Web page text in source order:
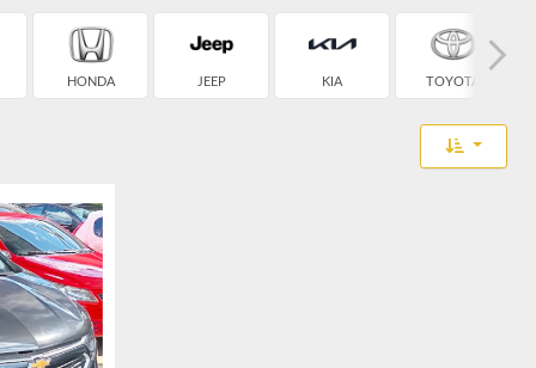
HONDA JEEP KIA TOYOTA
Toggle